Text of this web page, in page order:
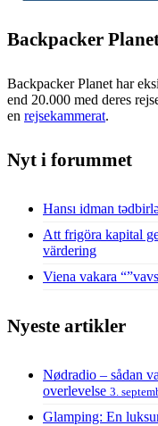
Backpacker
Backpacker Planet har
end 20.000 med deres
en rejsekammerat.
Nyt i forummet
Hansı idman
Att frigöra kapital
värdering
Viena vakara
Nyeste artikler
Nødradio – sådan
overlevelse 3.
Glamping: En